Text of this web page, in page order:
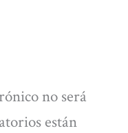
no será
están